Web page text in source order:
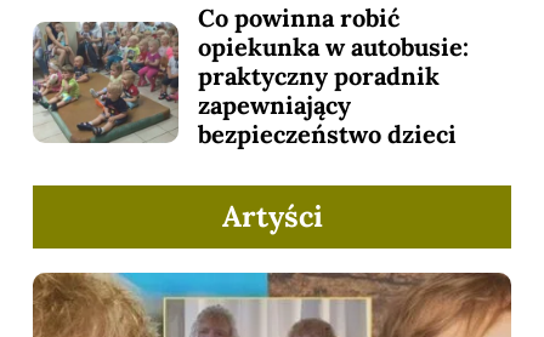
Co powinna robić
opiekunka w autobusie:
praktyczny poradnik
zapewniający
bezpieczeństwo dzieci
Artyści